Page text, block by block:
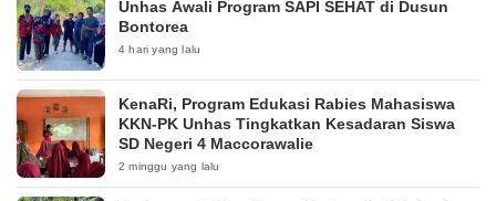
Unhas Awali Program SAPI SEHAT di Dusun
Bontorea
4 hari yang lalu
KenaRi, Program Edukasi Rabies Mahasiswa
KKN-PK Unhas Tingkatkan Kesadaran Siswa
SD Negeri 4 Maccorawalie
2 minggu yang lalu